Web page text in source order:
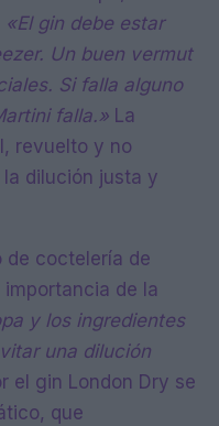
«El gin debe estar
Un buen vermut
Si falla alguno
falla.» La
revuelto y no
dilución justa y
de coctelería de
de la
y los ingredientes
una dilución
el gin London Dry se
que